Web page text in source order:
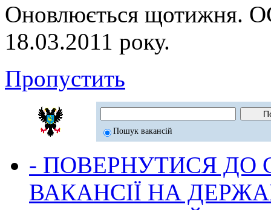
Оновлюється
18.03.2011 року.
Пропустить
Пошук вакансій
- ПОВЕРНУТИСЯ ДО
ВАКАНСІЇ НА